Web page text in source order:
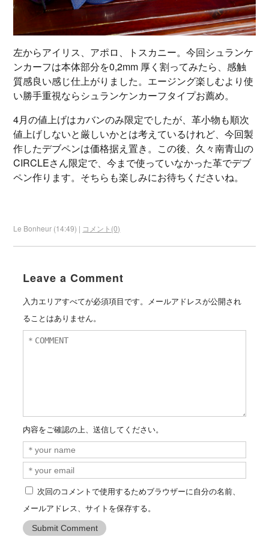
左からアイリス、アポロ、トスカニー。今回シュランケ
ンカーフは本体部分を0,2mm 厚く割ってみたら、感触
質感良い感じ仕上がりました。エージング楽しむより使
い勝手重視ならシュランケンカーフタイプお薦め。
4月の値上げはカバンのみ限定でしたが、革小物も順次
値上げしないと厳しいかとは考えているけれど、今回製
作したデブペンは価格据え置き。この後、久々南青山の
CIRCLEさん限定で、今まで使っていなかった革でデブ
ペン作ります。そちらも楽しみにお待ちくださいね。
Le Bonheur (14:49) | コメント(0)
Leave a Comment
入力エリアすべてが必須項目です。メールアドレスが公開され
ることはありません。
内容をご確認の上、送信してください。
次回のコメントで使用するためブラウザーに自分の名前、
メールアドレス、サイトを保存する。